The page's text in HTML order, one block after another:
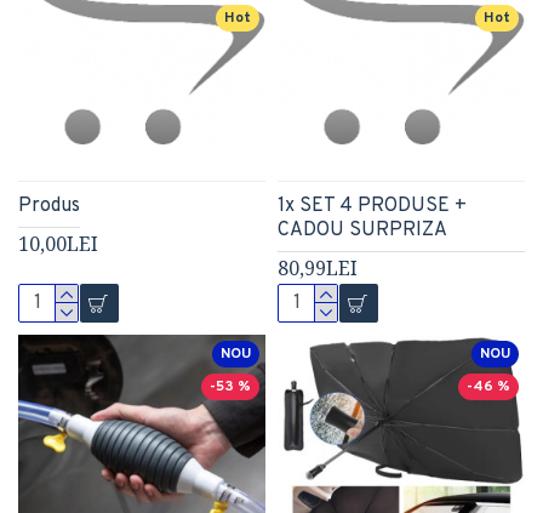
Hot
Produs
10,00LEI
Hot
1x SET 4 PRODUSE +
CADOU SURPRIZA
80,99LEI
NOU
-53 %
NOU
-46 %